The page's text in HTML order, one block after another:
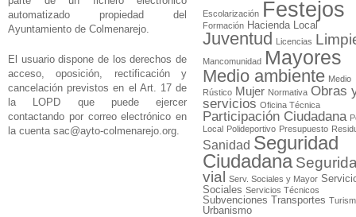
automatizado propiedad del
Ayuntamiento de Colmenarejo.
El usuario dispone de los derechos de
acceso, oposición, rectificación y
cancelación previstos en el Art. 17 de
la LOPD que puede ejercer
contactando por correo electrónico en
la cuenta sac@ayto-colmenarejo.org.
Escolarización Festejos
Formación Hacienda Local
Juventud Licencias
Mancomunidad Mayores
Medio ambiente Medio
Rústico Mujer Normativa Obras
servicios Oficina Técnica
Participación Ciudadana
Local Polideportivo Presupuesto
Sanidad Seguridad
Ciudadana
vial
Serv. Sociales y Mayor
Sociales Servicios Técnicos
Subvenciones Transportes
Urbanismo